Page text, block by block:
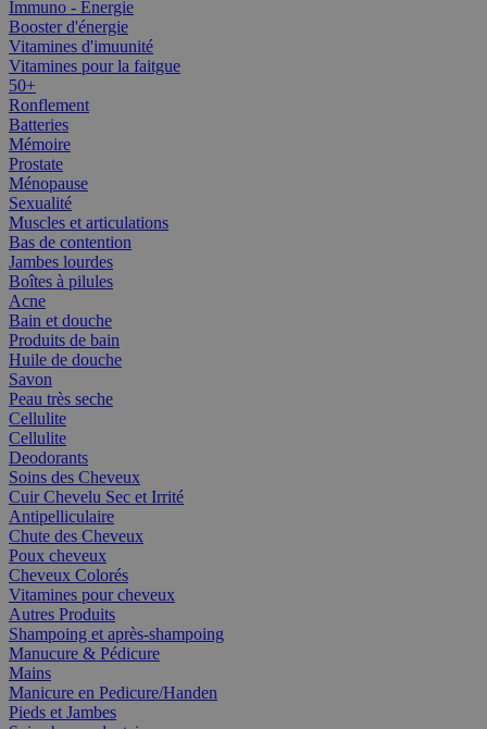
Immuno - Energie
Booster d'énergie
Vitamines d'imuunité
Vitamines pour la faitgue
50+
Ronflement
Batteries
Mémoire
Prostate
Ménopause
Sexualité
Muscles et articulations
Bas de contention
Jambes lourdes
Boîtes à pilules
Acne
Bain et douche
Produits de bain
Huile de douche
Savon
Peau très seche
Cellulite
Cellulite
Deodorants
Soins des Cheveux
Cuir Chevelu Sec et Irrité
Antipelliculaire
Chute des Cheveux
Poux cheveux
Cheveux Colorés
Vitamines pour cheveux
Autres Produits
Shampoing et après-shampoing
Manucure & Pédicure
Mains
Manicure en Pedicure/Handen
Pieds et Jambes